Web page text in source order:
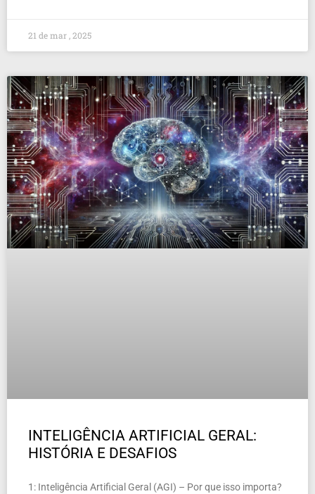
21 de mar , 2025
INTELIGÊNCIA ARTIFICIAL GERAL:
HISTÓRIA E DESAFIOS
1: Inteligência Artificial Geral (AGI) – Por que isso importa?